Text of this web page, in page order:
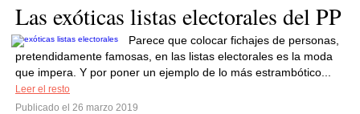
Las exóticas listas electorales del PP
Parece que colocar fichajes de personas,
pretendidamente famosas, en las listas electorales es la moda
que impera. Y por poner un ejemplo de lo más estrambótico...
Leer el resto
Publicado el 26 marzo 2019